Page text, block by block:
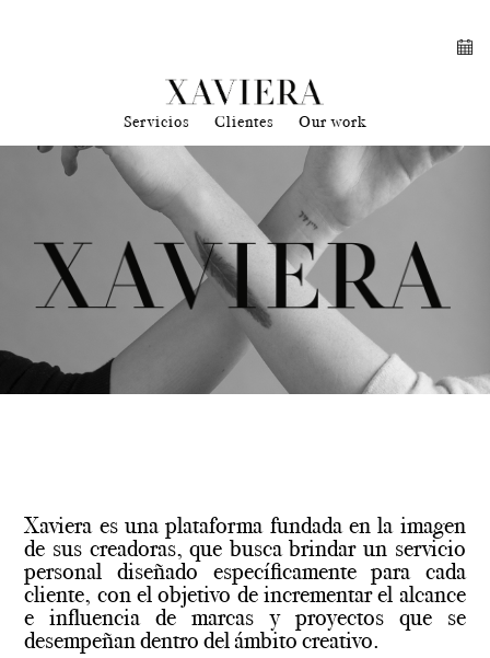
Servicios Clientes Our work
Xaviera es una plataforma fundada en la imagen
de sus creadoras, que busca brindar un servicio
personal diseñado específicamente para cada
cliente, con el objetivo de incrementar el alcance
e influencia de marcas y proyectos que se
desempeñan dentro del ámbito creativo.